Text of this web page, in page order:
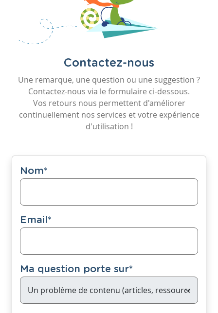
Contactez-nous
Une remarque, une question ou une suggestion ?
Contactez-nous via le formulaire ci-dessous.
Vos retours nous permettent d'améliorer
continuellement nos services et votre expérience
d'utilisation !
Nom*
Email*
Ma question porte sur*